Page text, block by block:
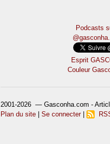
Podcasts
Esprit
Couleur
2001-2026 — Gasconha.com -
Plan du site
Se connecter|